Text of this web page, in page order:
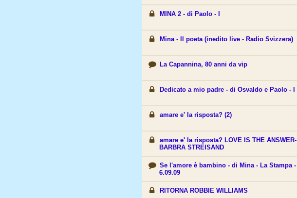
MINA 2 - di Paolo - I
Mina - Il poeta (inedito live - Radio Svizzera)
La Capannina, 80 anni da vip
Dedicato a mio padre - di Osvaldo e Paolo - I
amare e' la risposta? (2)
amare e' la risposta? LOVE IS THE ANSWER-
BARBRA STREISAND
Se l'amore è bambino - di Mina - La Stampa -
6.09.09
RITORNA ROBBIE WILLIAMS